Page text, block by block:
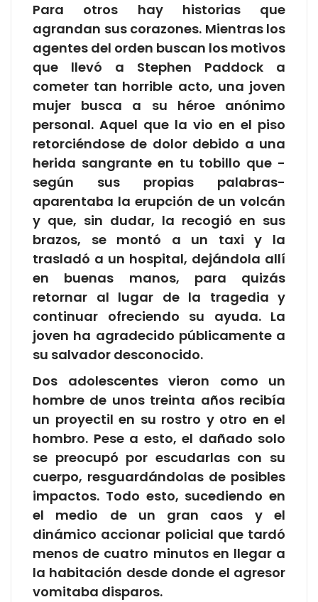
Para otros hay historias que
agrandan sus corazones. Mientras los
agentes del orden buscan los motivos
que llevó a Stephen Paddock a
cometer tan horrible acto, una joven
mujer busca a su héroe anónimo
personal. Aquel que la vio en el piso
retorciéndose de dolor debido a una
herida sangrante en tu tobillo que -
según sus propias palabras-
aparentaba la erupción de un volcán
y que, sin dudar, la recogió en sus
brazos, se montó a un taxi y la
trasladó a un hospital, dejándola allí
en buenas manos, para quizás
retornar al lugar de la tragedia y
continuar ofreciendo su ayuda. La
joven ha agradecido públicamente a
su salvador desconocido.
Dos adolescentes vieron como un
hombre de unos treinta años recibía
un proyectil en su rostro y otro en el
hombro. Pese a esto, el dañado solo
se preocupó por escudarlas con su
cuerpo, resguardándolas de posibles
impactos. Todo esto, sucediendo en
el medio de un gran caos y el
dinámico accionar policial que tardó
menos de cuatro minutos en llegar a
la habitación desde donde el agresor
vomitaba disparos.